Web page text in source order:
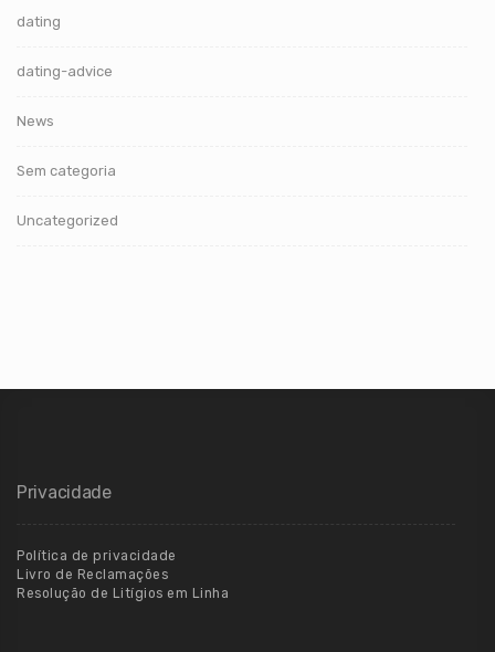
dating
dating-advice
News
Sem categoria
Uncategorized
Privacidade
Política de privacidade
Livro de Reclamações
Resolução de Litígios em Linha